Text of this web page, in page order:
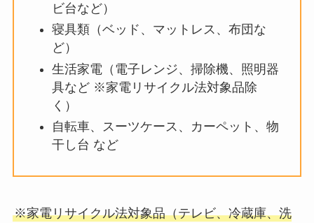
ビ台など）
寝具類（ベッド、マットレス、布団な
ど）
生活家電（電子レンジ、掃除機、照明器
具など ※家電リサイクル法対象品除
く）
自転車、スーツケース、カーペット、物
干し台 など
※家電リサイクル法対象品（テレビ、冷蔵庫、洗